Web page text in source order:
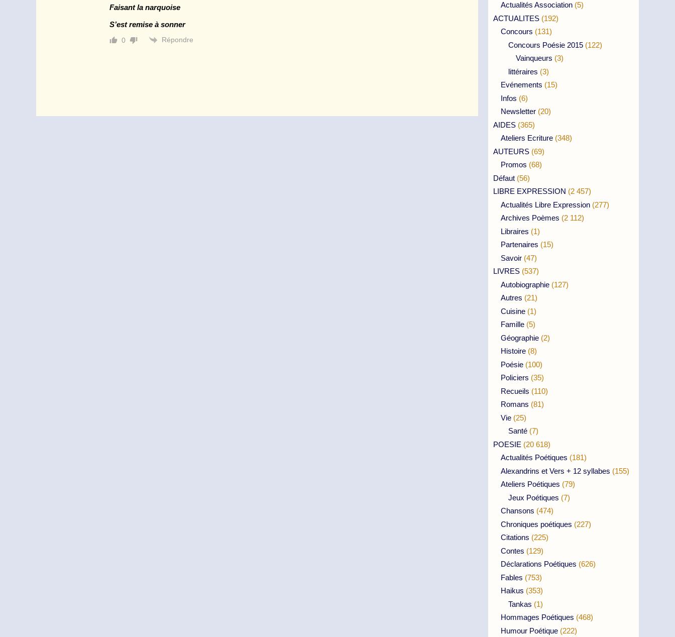
Faisant la narquoise
S’est remise à sonner
0 Répondre
Actualités Association (5)
ACTUALITES (192)
Concours (131)
Concours Poésie 2015 (122)
Vainqueurs (3)
littéraires (3)
Evénements (15)
Infos (6)
Newsletter (20)
AIDES (365)
Ateliers Ecriture (348)
AUTEURS (69)
Promos (68)
Défaut (56)
LIBRE EXPRESSION (2 457)
Actualités Libre Expression (277)
Archives Poèmes (2 112)
Libraires (1)
Partenaires (15)
Savoir (47)
LIVRES (537)
Autobiographie (127)
Autres (21)
Cuisine (1)
Famille (5)
Géographie (2)
Histoire (8)
Poésie (100)
Policiers (35)
Recueils (110)
Romans (81)
Vie (25)
Santé (7)
POESIE (20 618)
Actualités Poétiques (181)
Alexandrins et Vers + 12 syllabes (155)
Ateliers Poétiques (79)
Jeux Poétiques (7)
Chansons (474)
Chroniques poétiques (227)
Citations (225)
Contes (129)
Déclarations Poétiques (626)
Fables (753)
Haikus (353)
Tankas (1)
Hommages Poétiques (468)
Humour Poétique (222)